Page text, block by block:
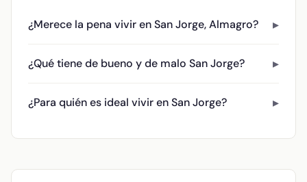
¿Merece la pena vivir en San Jorge, Almagro?
¿Qué tiene de bueno y de malo San Jorge?
¿Para quién es ideal vivir en San Jorge?